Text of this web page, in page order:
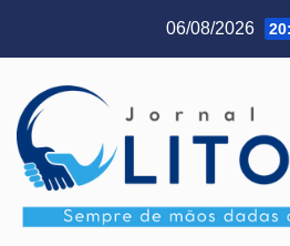
06/08/2026